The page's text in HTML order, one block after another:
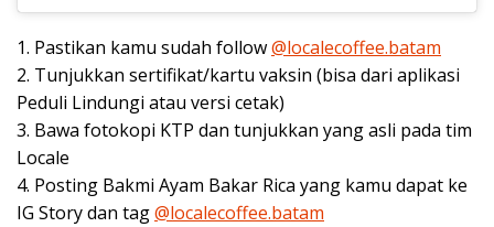
1. Pastikan kamu sudah follow@localecoffee.batam
2. Tunjukkan sertifikat/kartu vaksin (bisa dari aplikasi
Peduli Lindungi atau versi cetak)
3. Bawa fotokopi KTP dan tunjukkan yang asli pada tim
Locale
4. Posting Bakmi Ayam Bakar Rica yang kamu dapat ke
IG Story dan tag@localecoffee.batam